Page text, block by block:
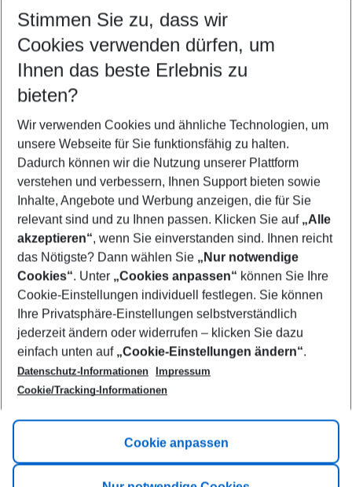
Customize your offer
Find the perfect deal which suits your best
Your departure airport
Any airport
Select your date range
10/08/26–08/08/27 5-8 nights
Who will travel
2 adults No children
Show more filter
Footer
Footer navigation
Title A
Link A
Stimmen Sie zu, dass wir
Cookies verwenden dürfen, um
Ihnen das beste Erlebnis zu
bieten?
Wir verwenden Cookies und ähnliche Technologien, um
unsere Webseite für Sie funktionsfähig zu halten.
Dadurch können wir die Nutzung unserer Plattform
verstehen und verbessern, Ihnen Support bieten sowie
Inhalte, Angebote und Werbung anzeigen, die für Sie
relevant sind und zu Ihnen passen. Klicken Sie auf „Alle
akzeptieren“, wenn Sie einverstanden sind. Ihnen reicht
das Nötigste? Dann wählen Sie „Nur notwendige
Cookies“. Unter „Cookies anpassen“ können Sie Ihre
Cookie-Einstellungen individuell festlegen. Sie können
Ihre Privatsphäre-Einstellungen selbstverständlich
jederzeit ändern oder widerrufen – klicken Sie dazu
einfach unten auf „Cookie-Einstellungen ändern“.
Datenschutz-Informationen
Impressum
Cookie/Tracking-Informationen
Cookie anpassen